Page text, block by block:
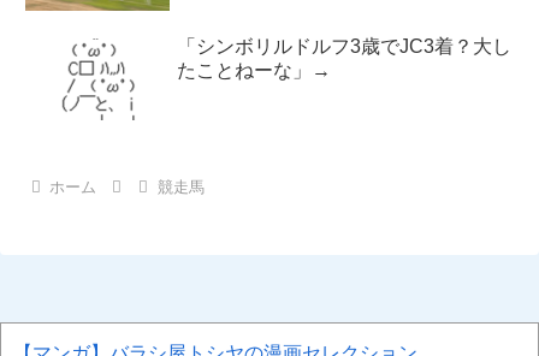
「シンボリルドルフ3歳でJC3着？大し
たことねーな」→
ホーム 競走馬